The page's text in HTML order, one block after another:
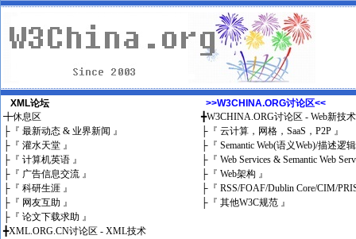
XML论坛
╋休息区
├ 『 最新动态 & 业界新闻 』
├ 『 灌水天堂 』
├ 『 计算机英语 』
├ 『 广告信息交流 』
├ 『 科研生涯 』
├ 『 网友互助 』
├ 『 论文下载求助 』
╋XML.ORG.CN讨论区 - XML技术
>>W3CHINA.ORG讨论区<<
╋W3CHINA.ORG讨论区 - Web新技
├ 『 云计算，网格，SaaS，P2P 』
├ 『 Semantic Web(语义Web)/描述逻
├ 『 Web Services & Semantic Web
├ 『 Web架构 』
├ 『 RSS/FOAF/Dublin Core/CIM/
├ 『 其他W3C规范 』